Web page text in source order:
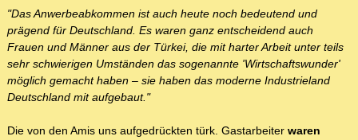
"Das Anwerbeabkommen ist auch heute noch bedeutend und
prägend für Deutschland. Es waren ganz entscheidend auch
Frauen und Männer aus der Türkei, die mit harter Arbeit unter teils
sehr schwierigen Umständen das sogenannte 'Wirtschaftswunder'
möglich gemacht haben – sie haben das moderne Industrieland
Deutschland mit aufgebaut."
Die von den Amis uns aufgedrückten türk. Gastarbeiter waren